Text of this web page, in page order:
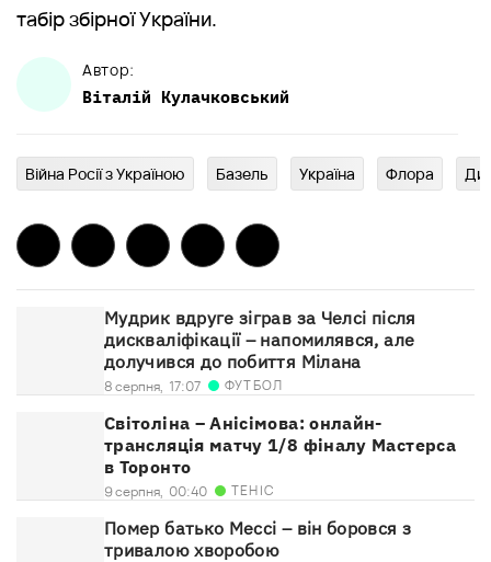
табір збірної України.
Автор:
Віталій Кулачковський
Війна Росії з Україною Базель Україна Флора
Мудрик вдруге зіграв за Челсі після
дискваліфікації – напомилявся, але
долучився до побиття Мілана
8 серпня, 17:07 ФУТБОЛ
Світоліна – Анісімова: онлайн-
трансляція матчу 1/8 фіналу Мастерса
в Торонто
9 серпня, 00:40 ТЕНІС
Помер батько Мессі – він боровся з
тривалою хворобою